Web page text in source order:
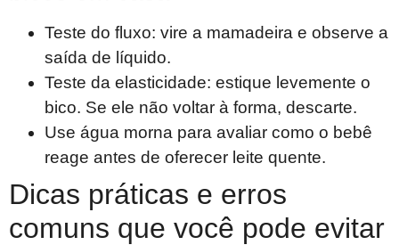
Teste do fluxo: vire a mamadeira e observe a
saída de líquido.
Teste da elasticidade: estique levemente o
bico. Se ele não voltar à forma, descarte.
Use água morna para avaliar como o bebê
reage antes de oferecer leite quente.
Dicas práticas e erros
comuns que você pode evitar